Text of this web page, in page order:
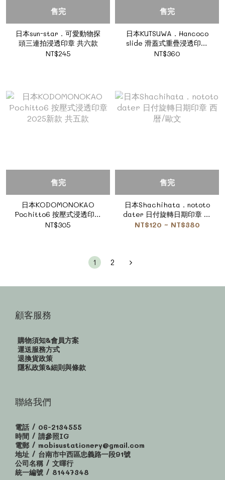
售完
日本sun-star．可愛動物探
頭三連拍浸透印章 共六款
NT$245
售完
日本KUTSUWA．Hancoco
slide 滑蓋式重疊浸透印章
共十款
NT$360
售完
日本KODOMONOKAO
Pochitto6 按壓式浸透印章
2025新款 共五款
NT$305
售完
日本Shachihata．nototo
dater 日付旋轉日期印章 西
暦/歐文
NT$120 ~ NT$380
1 2
顧客服務
購物須知&會員方案
運送服務方式
退換貨政策
隱私政策&細則與條款
聯絡我們
電話 / 06-2134555
時間 / 請參照IG
電郵 / mobisustationery@gmail.com
地址 / 台南市中西區忠義路一段91號
公司名稱 / 文暉行
統一編號 / 81447348